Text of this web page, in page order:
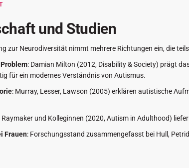
und Studien
zur Neurodiversität nimmt mehrere Richtungen ein, die
: Damian Milton (2012, Disability & Society) prägt
für ein modernes Verständnis von Autismus.
: Murray, Lesser, Lawson (2005) erklären autistische
Raymaker und Kolleginnen (2020, Autism in Adulthood)
Frauen: Forschungsstand zusammengefasst bei Hull,